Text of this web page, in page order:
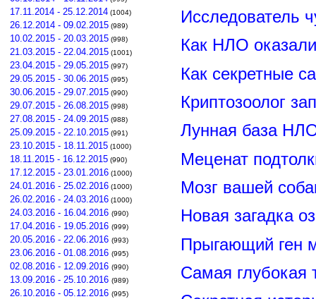
17.11.2014 - 25.12.2014 (1004)
26.12.2014 - 09.02.2015 (989)
10.02.2015 - 20.03.2015 (998)
21.03.2015 - 22.04.2015 (1001)
23.04.2015 - 29.05.2015 (997)
29.05.2015 - 30.06.2015 (995)
30.06.2015 - 29.07.2015 (990)
29.07.2015 - 26.08.2015 (998)
27.08.2015 - 24.09.2015 (988)
25.09.2015 - 22.10.2015 (991)
23.10.2015 - 18.11.2015 (1000)
18.11.2015 - 16.12.2015 (990)
17.12.2015 - 23.01.2016 (1000)
24.01.2016 - 25.02.2016 (1000)
26.02.2016 - 24.03.2016 (1000)
24.03.2016 - 16.04.2016 (990)
17.04.2016 - 19.05.2016 (999)
20.05.2016 - 22.06.2016 (993)
23.06.2016 - 01.08.2016 (995)
02.08.2016 - 12.09.2016 (990)
13.09.2016 - 25.10.2016 (989)
26.10.2016 - 05.12.2016 (995)
Исследователь
Как НЛО
Как секретные
Криптозоолог
Лунная база
Меценат
Мозг вашей
Новая загадка
Прыгающий ген
Самая глубокая